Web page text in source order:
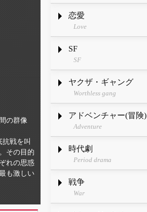
の群像
戦を叫
その目的
れの思惑
も激しい
恋愛
Love
SF
SF
ヤクザ・ギャング
Worthless gang
アドベンチャー(冒険)
Adventure
時代劇
Period drama
戦争
War